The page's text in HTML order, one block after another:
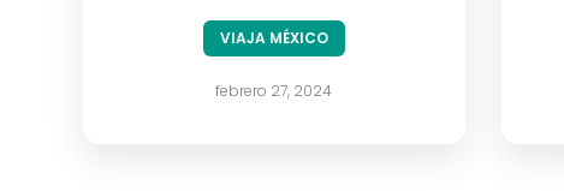
VIAJA MÉXICO
febrero 27, 2024